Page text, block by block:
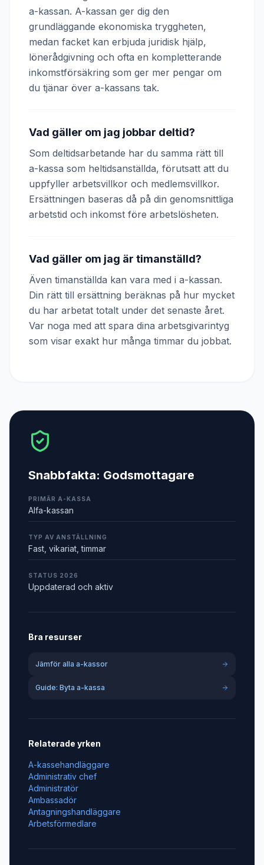
a-kassan. A-kassan ger dig den
grundläggande ekonomiska tryggheten,
medan facket kan erbjuda juridisk hjälp,
lönerådgivning och ofta en kompletterande
inkomstförsäkring som ger mer pengar om
du tjänar över a-kassans tak.
Vad gäller om jag jobbar deltid?
Som deltidsarbetande har du samma rätt till
a-kassa som heltidsanställda, förutsatt att du
uppfyller arbetsvillkor och medlemsvillkor.
Ersättningen baseras då på din genomsnittliga
arbetstid och inkomst före arbetslösheten.
Vad gäller om jag är timanställd?
Även timanställda kan vara med i a-kassan.
Din rätt till ersättning beräknas på hur mycket
du har arbetat totalt under det senaste året.
Var noga med att spara dina arbetsgivarintyg
som visar exakt hur många timmar du jobbat.
Snabbfakta: Godsmottagare
PRIMÄR A-KASSA
Alfa-kassan
TYP AV ANSTÄLLNING
Fast, vikariat, timmar
STATUS 2026
Uppdaterad och aktiv
Bra resurser
Jämför alla a-kassor
Guide: Byta a-kassa
Relaterade yrken
A-kassehandläggare
Administrativ chef
Administratör
Ambassadör
Antagningshandläggare
Arbetsförmedlare